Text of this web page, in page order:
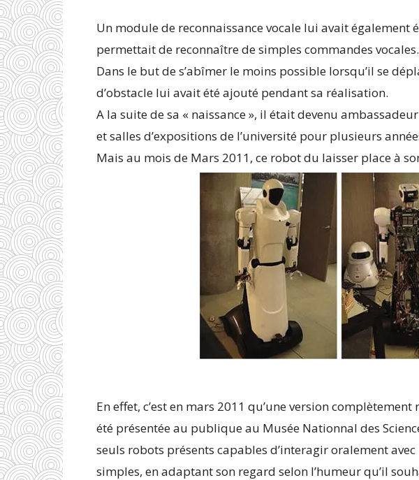
Un module de reconnaissance vocale lui avait également
permettait de reconnaître de simples commandes vocales.
Dans le but de s’abîmer le moins possible lorsqu’il se
d’obstacle lui avait été ajouté pendant sa réalisation.
A la suite de sa « naissance », il était devenu
et salles d’expositions de l’université pour plusieurs
Mais au mois de Mars 2011, ce robot du laisser place à
En effet, c’est en mars 2011 qu’une version
été présentée au publique au Musée Nationnal des
seuls robots présents capables d’interagir oralement
simples, en adaptant son regard selon l’humeur qu’il